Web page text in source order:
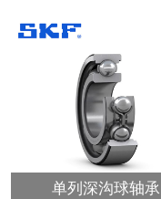
单列深沟球轴承